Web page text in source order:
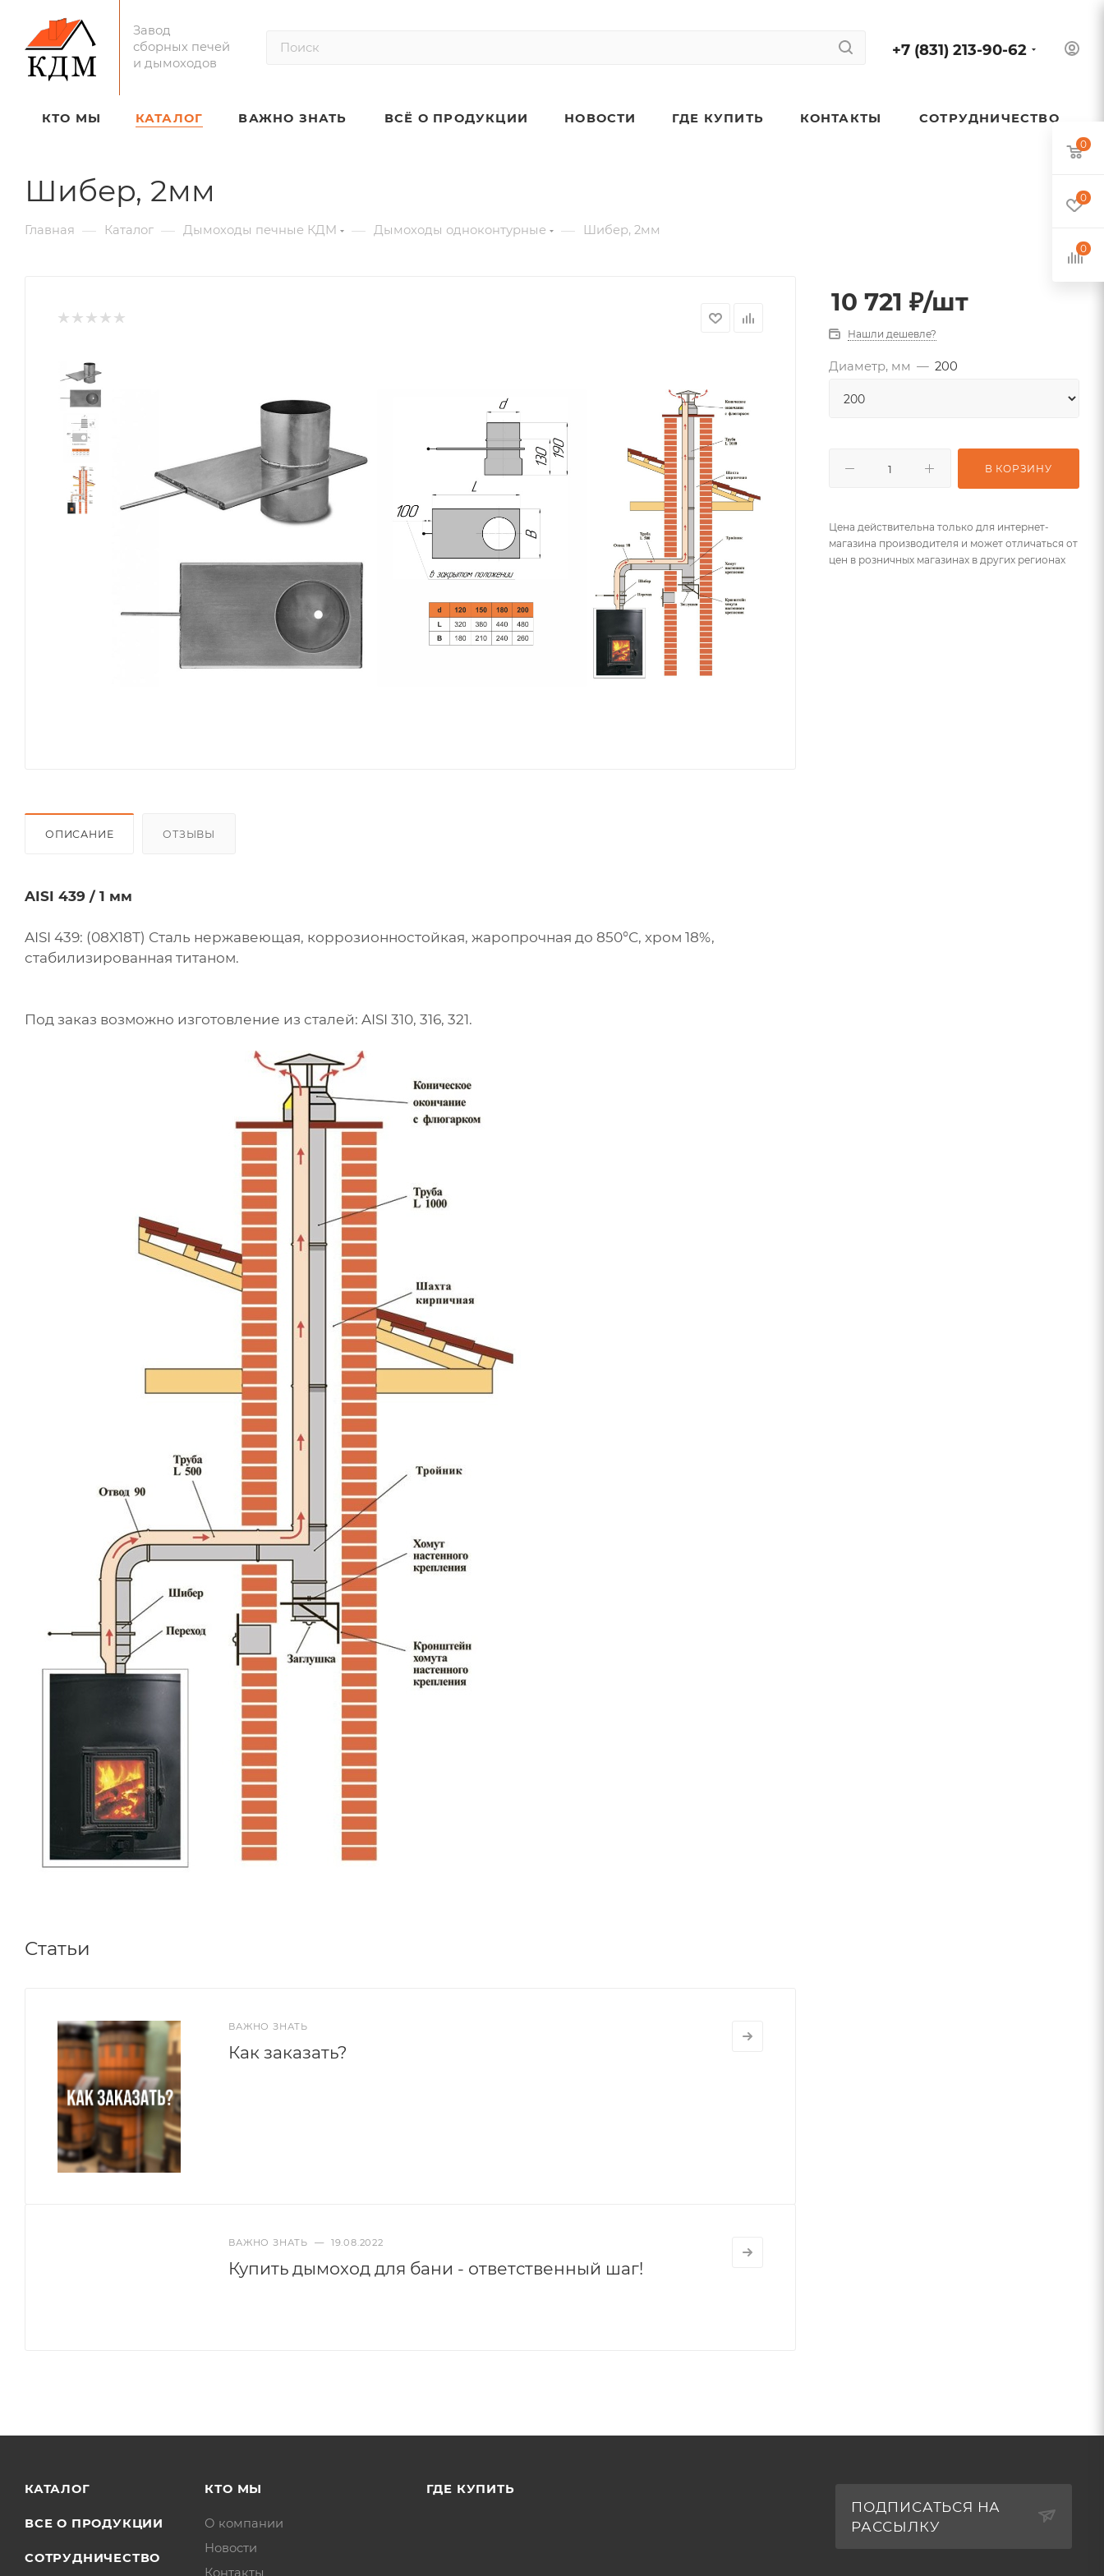
Завод
сборных печей
и дымоходов
+7 (831) 213-90-62
КТО МЫ КАТАЛОГ ВАЖНО ЗНАТЬ ВСЁ О ПРОДУКЦИИ НОВОСТИ ГДЕ КУПИТЬ КОНТАКТЫ СОТРУДНИЧЕСТВО
Шибер, 2мм
Главная — Каталог — Дымоходы печные КДМ — Дымоходы одноконтурные — Шибер, 2мм
ОПИСАНИЕ ОТЗЫВЫ
AISI 439 / 1 мм
AISI 439: (08X18Т) Сталь нержавеющая, коррозионностойкая, жаропрочная до 850°С, хром 18%,
стабилизированная титаном.
Под заказ возможно изготовление из сталей: AISI 310, 316, 321.
Статьи
ВАЖНО ЗНАТЬ
Как заказать?
ВАЖНО ЗНАТЬ — 19.08.2022
Купить дымоход для бани - ответственный шаг!
10 721 ₽/шт
Нашли дешевле?
Диаметр, мм — 200
В КОРЗИНУ
Цена действительна только для интернет-
магазина производителя и может отличаться от
цен в розничных магазинах в других регионах
КАТАЛОГ
ВСЕ О ПРОДУКЦИИ
СОТРУДНИЧЕСТВО
КТО МЫ
О компании
Новости
Контакты
ГДЕ КУПИТЬ
ПОДПИСАТЬСЯ НА
РАССЫЛКУ
0
0
0